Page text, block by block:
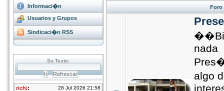
Informaci�n
Usuarios y Grupos
Sindicaci�n RSS
Foro
nada
algo